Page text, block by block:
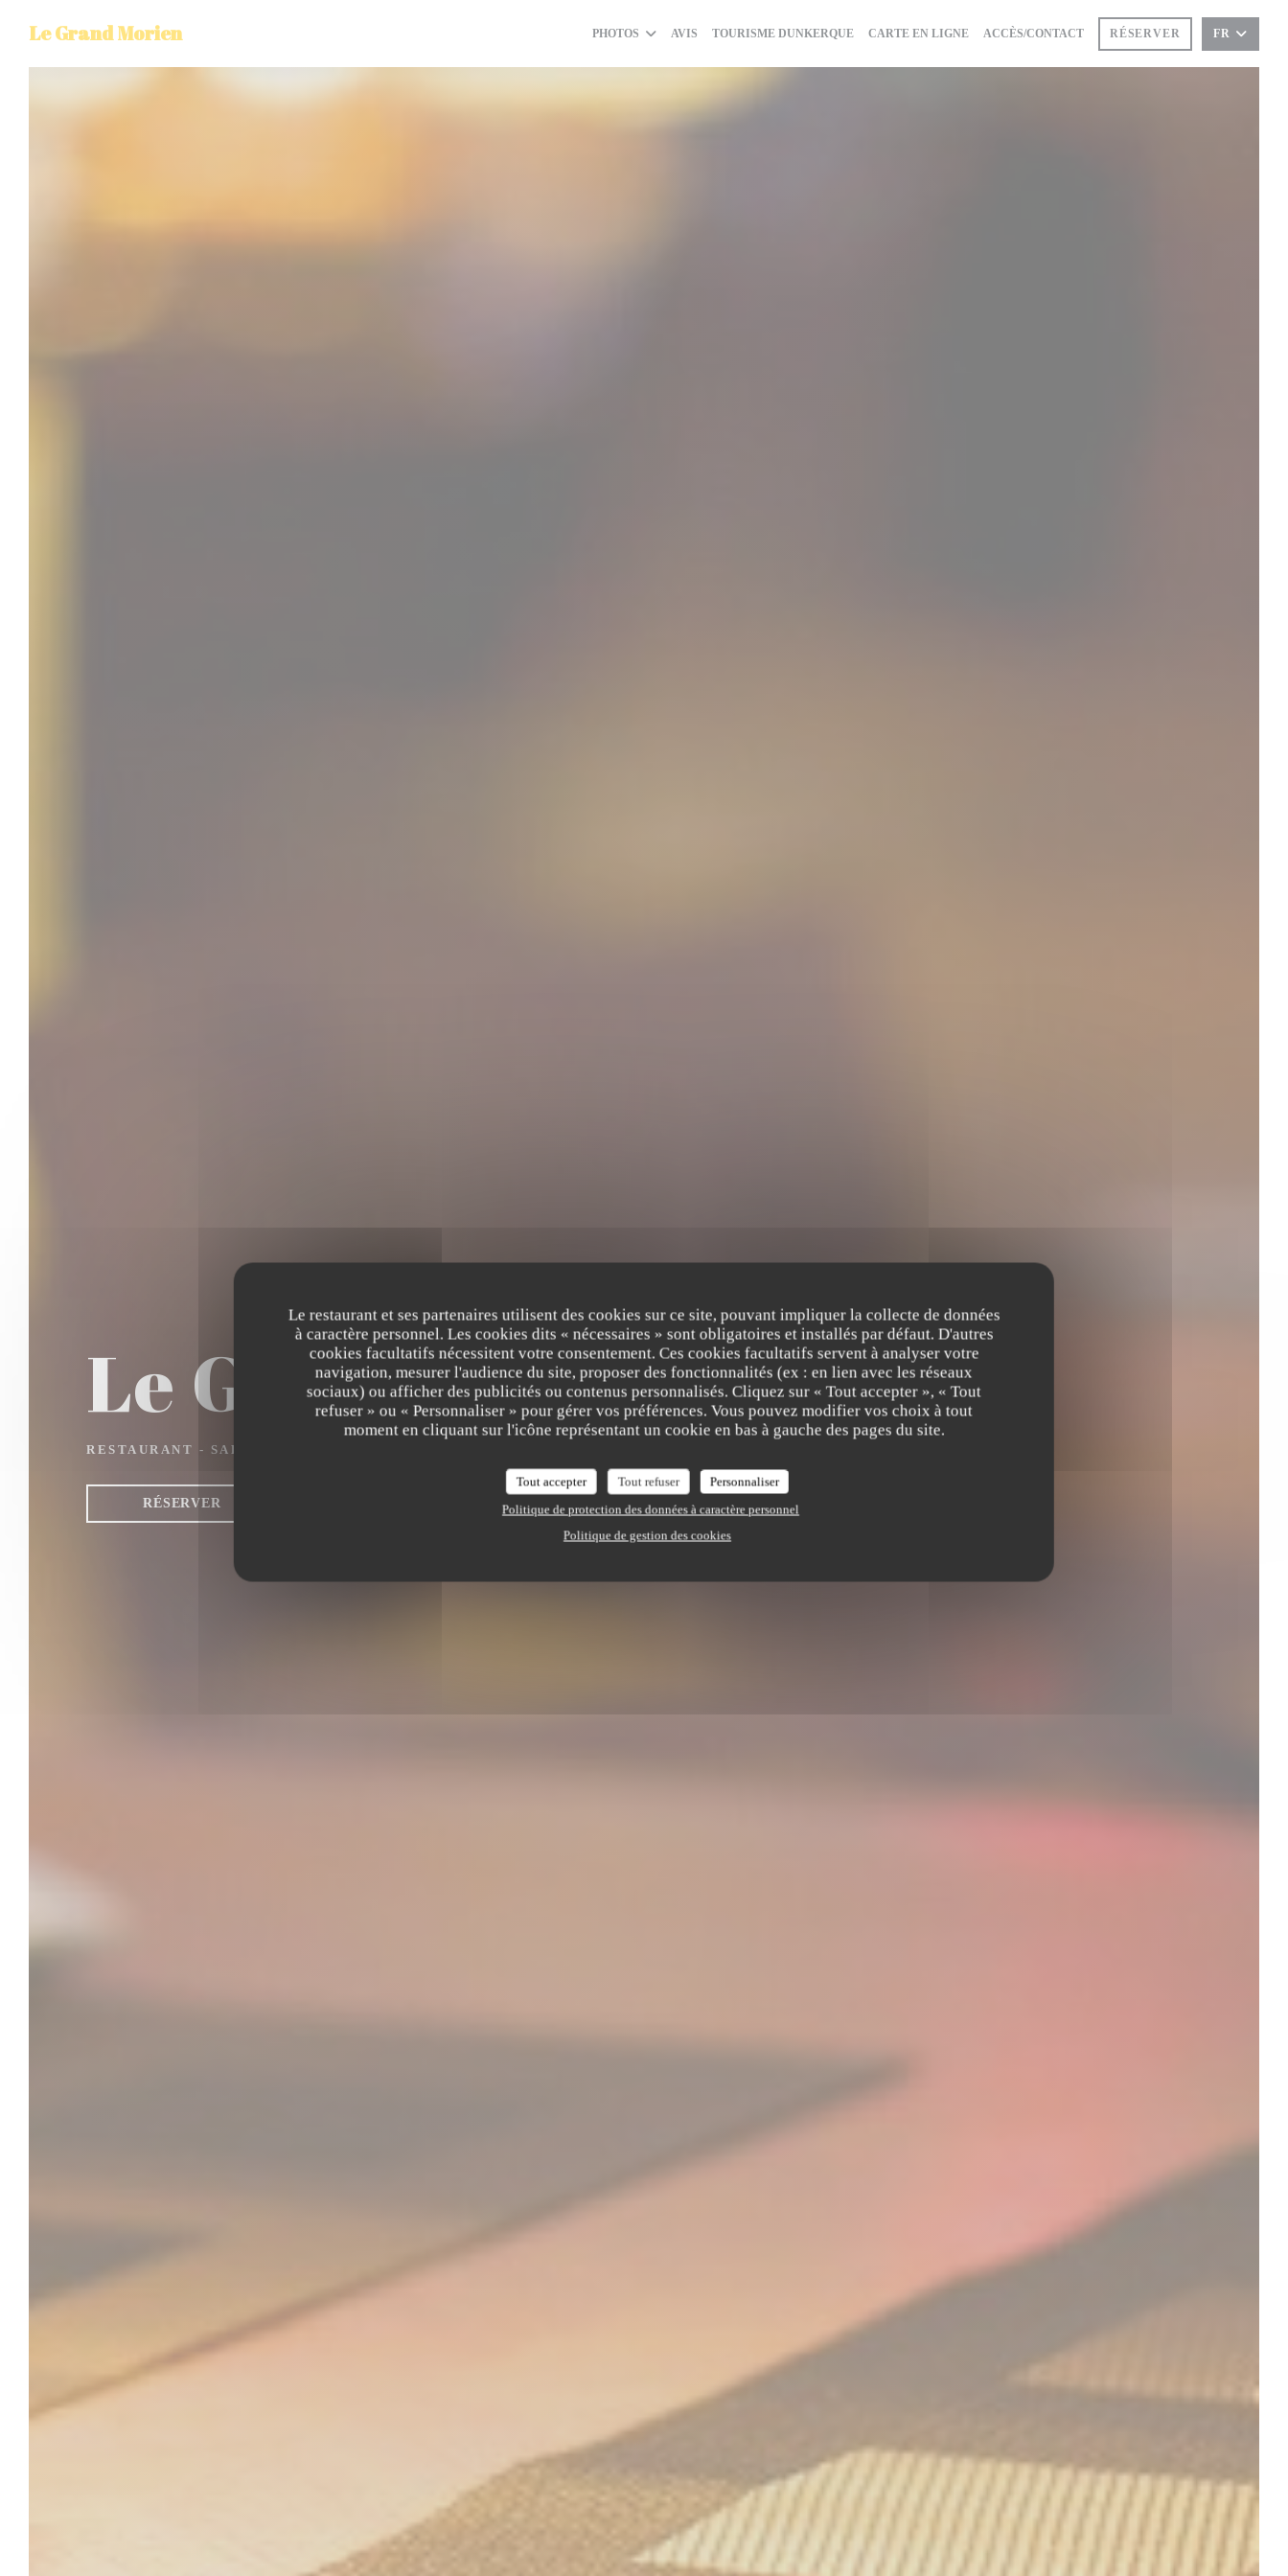
Le restaurant et ses partenaires utilisent des cookies sur ce site, pouvant impliquer la collecte de données
à caractère personnel. Les cookies dits « nécessaires » sont obligatoires et installés par défaut. D'autres
cookies facultatifs nécessitent votre consentement. Ces cookies facultatifs servent à analyser votre
navigation, mesurer l'audience du site, proposer des fonctionnalités (ex : en lien avec les réseaux
sociaux) ou afficher des publicités ou contenus personnalisés. Cliquez sur « Tout accepter », « Tout
refuser » ou « Personnaliser » pour gérer vos préférences. Vous pouvez modifier vos choix à tout
moment en cliquant sur l'icône représentant un cookie en bas à gauche des pages du site.
Tout accepter Tout refuser
Personnaliser
Politique de protection des données à caractère personnel
Politique de gestion des cookies
Le Grand Morien PHOTOS AVIS TOURISME DUNKERQUE((OUVRE UNE NOUVELLE FENÊTRE))
CARTE EN LIGNE((OUVRE UNE NOUVELLE FENÊTRE))
ACCÈS/CONTACT RÉSERVER FR
Le Grand Morien
RESTAURANT - SALON DE THÉ
RÉSERVER